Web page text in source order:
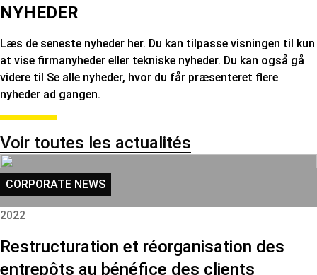
NYHEDER
Læs de seneste nyheder her. Du kan tilpasse visningen til kun
at vise firmanyheder eller tekniske nyheder. Du kan også gå
videre til Se alle nyheder, hvor du får præsenteret flere
nyheder ad gangen.
Voir toutes les actualités
CORPORATE NEWS
2022
Restructuration et réorganisation des
entrepôts au bénéfice des clients